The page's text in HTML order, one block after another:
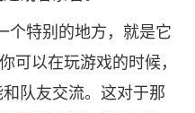
个特别的地方，就是它
可以在玩游戏的时候，
队友交流。这对于那